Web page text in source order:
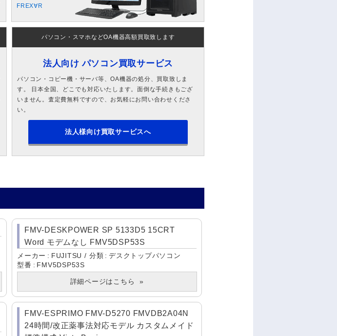
FREX∀R
パソコン・スマホなどOA機器高額買取致します
法人向け パソコン買取サービス
パソコン・コピー機・サーバ等、OA機器の処分、買取致しま
す。 日本全国、どこでも対応いたします。面倒な手続きもござ
いません。査定費無料ですので、お気軽にお問い合わせくださ
い。
法人様向け買取サービスへ
FMV-DESKPOWER SP 5133D5 15CRT
Word モデムなし FMV5DSP53S
メーカー FUJITSU 分類
デスクトップパソコン
型番
FMV5DSP53S
詳細ページはこちら
FMV-ESPRIMO FMV-D5270 FMVDB2A04N
24時間/改正薬事法対応モデル カスタムメイド